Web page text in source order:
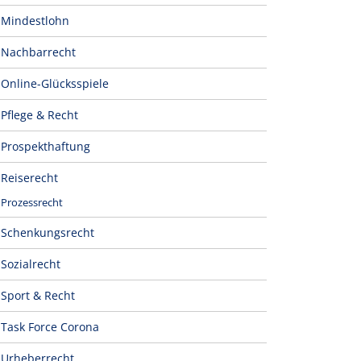
Mindestlohn
Nachbarrecht
Online-Glücksspiele
Pflege & Recht
Prospekthaftung
Reiserecht
Prozessrecht
Schenkungsrecht
Sozialrecht
Sport & Recht
Task Force Corona